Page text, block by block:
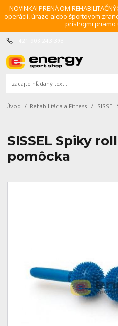
NOVINKA! PRENÁJOM
operácii, úraze alebo športovom
prístrojmi priamo
Úvod Rehabilitácia a Fitness
SISSEL Spiky
pomôcka